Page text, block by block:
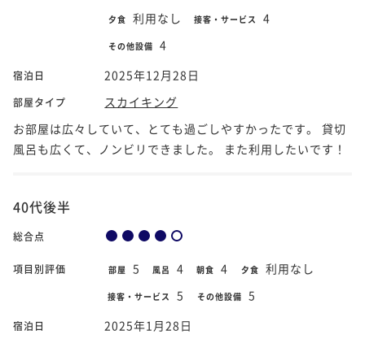
夕食 利用なし 接客・サービス 4
その他設備 4
宿泊日 2025年12月28日
部屋タイプ
スカイキング
お部屋は広々していて、とても過ごしやすかったです。 貸切
風呂も広くて、ノンビリできました。 また利用したいです！
40代後半
総合点
項目別評価 部屋 5 風呂 4 朝食 4 夕食 利用なし
接客・サービス 5 その他設備 5
宿泊日 2025年1月28日